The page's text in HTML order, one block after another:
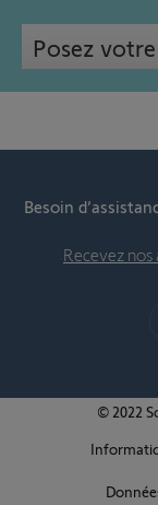
Posez
Besoin
Recevez nos
© 2022